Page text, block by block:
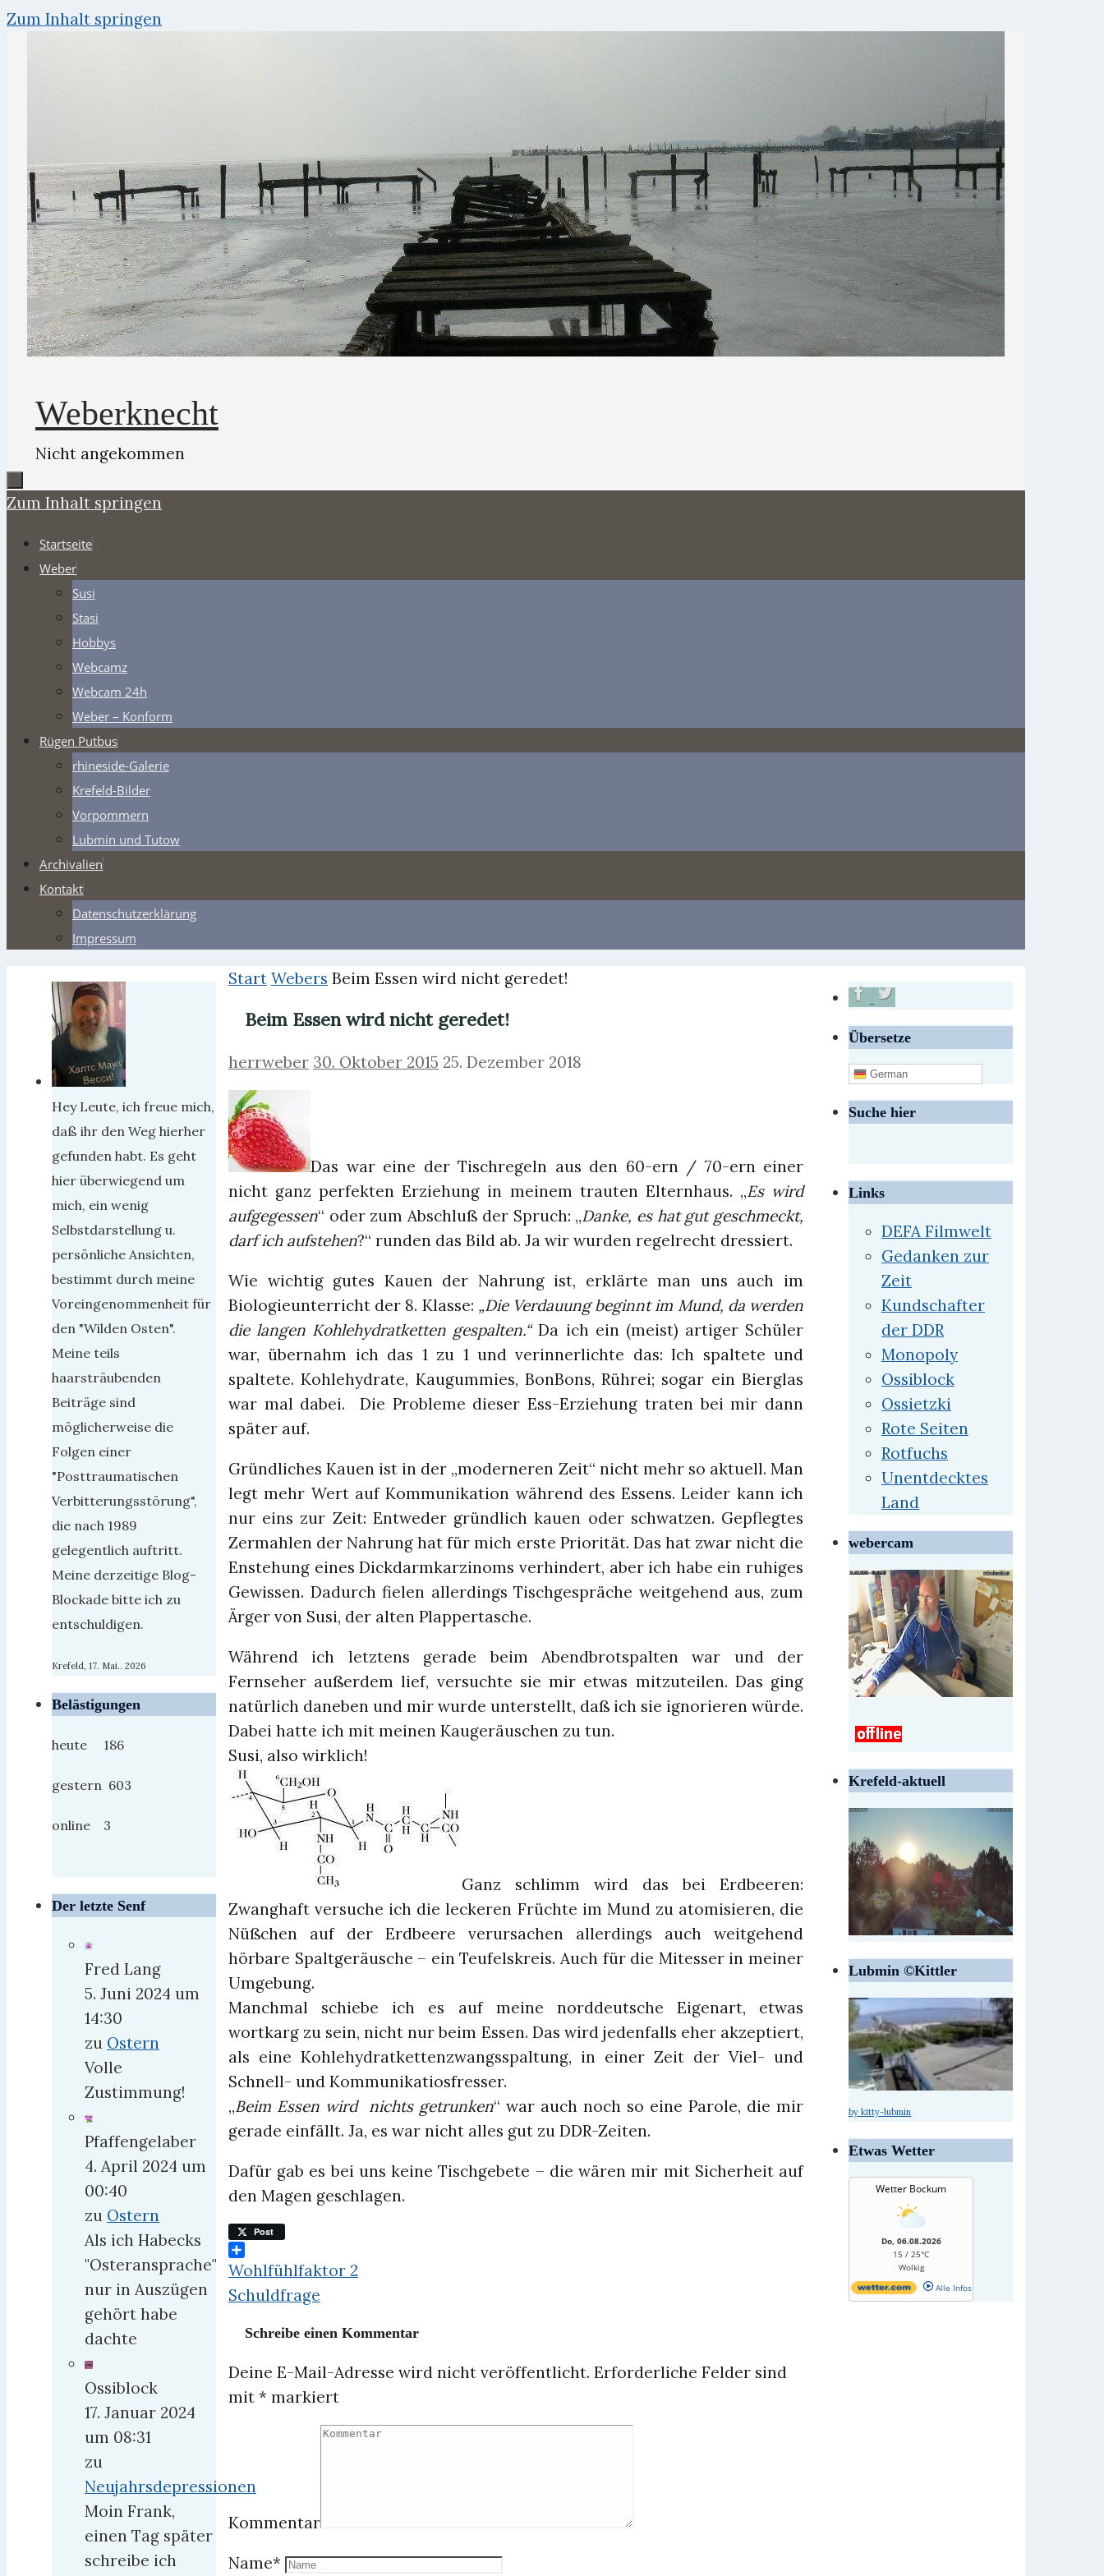
Zum Inhalt springen
Weberknecht
Nicht angekommen
Zum Inhalt springen
Startseite
Weber
Susi
Stasi
Hobbys
Webcamz
Webcam 24h
Weber – Konform
Rügen Putbus
rhineside-Galerie
Krefeld-Bilder
Vorpommern
Lubmin und Tutow
Archivalien
Kontakt
Datenschutzerklärung
Impressum
Start Webers Beim Essen wird nicht geredet!
Beim Essen wird nicht geredet!
herrweber 30. Oktober 2015 25. Dezember 2018
Das war eine der Tischregeln aus den 60-ern / 70-ern einer
nicht ganz perfekten Erziehung in meinem trauten Elternhaus. „Es wird
aufgegessen“ oder zum Abschluß der Spruch: „Danke, es hat gut geschmeckt,
darf ich aufstehen?“ runden das Bild ab. Ja wir wurden regelrecht dressiert.
Wie wichtig gutes Kauen der Nahrung ist, erklärte man uns auch im
Biologieunterricht der 8. Klasse: „Die Verdauung beginnt im Mund, da werden
die langen Kohlehydratketten gespalten.“Da ich ein (meist) artiger Schüler
war, übernahm ich das 1 zu 1 und verinnerlichte das: Ich spaltete und
spaltete. Kohlehydrate, Kaugummies, BonBons, Rührei; sogar ein Bierglas
war mal dabei. Die Probleme dieser Ess-Erziehung traten bei mir dann
später auf.
Gründliches Kauen ist in der „moderneren Zeit“ nicht mehr so aktuell. Man
legt mehr Wert auf Kommunikation während des Essens. Leider kann ich
nur eins zur Zeit: Entweder gründlich kauen oder schwatzen. Gepflegtes
Zermahlen der Nahrung hat für mich erste Priorität. Das hat zwar nicht die
Enstehung eines Dickdarmkarzinoms verhindert, aber ich habe ein ruhiges
Gewissen. Dadurch fielen allerdings Tischgespräche weitgehend aus, zum
Ärger von Susi, der alten Plappertasche.
Während ich letztens gerade beim Abendbrotspalten war und der
Fernseher außerdem lief, versuchte sie mir etwas mitzuteilen. Das ging
natürlich daneben und mir wurde unterstellt, daß ich sie ignorieren würde.
Dabei hatte ich mit meinen Kaugeräuschen zu tun.
Susi, also wirklich!
Ganz schlimm wird das bei Erdbeeren:
Zwanghaft versuche ich die leckeren Früchte im Mund zu atomisieren, die
Nüßchen auf der Erdbeere verursachen allerdings auch weitgehend
hörbare Spaltgeräusche – ein Teufelskreis. Auch für die Mitesser in meiner
Umgebung.
Manchmal schiebe ich es auf meine norddeutsche Eigenart, etwas
wortkarg zu sein, nicht nur beim Essen. Das wird jedenfalls eher akzeptiert,
als eine Kohlehydratkettenzwangsspaltung, in einer Zeit der Viel- und
Schnell- und Kommunikatiosfresser.
„Beim Essen wird nichts getrunken“ war auch noch so eine Parole, die mir
gerade einfällt. Ja, es war nicht alles gut zu DDR-Zeiten.
Dafür gab es bei uns keine Tischgebete – die wären mir mit Sicherheit auf
den Magen geschlagen.
Post
Teilen
Wohlfühlfaktor 2
Schuldfrage
Schreibe einen Kommentar
Deine E-Mail-Adresse wird nicht veröffentlicht. Erforderliche Felder sind
mit * markiert
Kommentar
Name*
Hey Leute, ich freue mich,
daß ihr den Weg hierher
gefunden habt. Es geht
hier überwiegend um
mich, ein wenig
Selbstdarstellung u.
persönliche Ansichten,
bestimmt durch meine
Voreingenommenheit für
den "Wilden Osten".
Meine teils
haarsträubenden
Beiträge sind
möglicherweise die
Folgen einer
"Posttraumatischen
Verbitterungsstörung",
die nach 1989
gelegentlich auftritt.
Meine derzeitige Blog-
Blockade bitte ich zu
entschuldigen.
Krefeld, 17. Mai.. 2026
Belästigungen
heute 186
gestern 603
online 3
Der letzte Senf
Fred Lang
5. Juni 2024 um
14:30
zu Ostern
Volle
Zustimmung!
Pfaffengelaber
4. April 2024 um
00:40
zu Ostern
Als ich Habecks
"Osteransprache"
nur in Auszügen
gehört habe
dachte
Ossiblock
17. Januar 2024
um 08:31
zu
Neujahrsdepressionen
Moin Frank,
einen Tag später
schreibe ich
Übersetze
German
Suche hier
Links
DEFA Filmwelt
Gedanken zur
Zeit
Kundschafter
der DDR
Monopoly
Ossiblock
Ossietzki
Rote Seiten
Rotfuchs
Unentdecktes
Land
webercam
Krefeld-aktuell
Lubmin ©Kittler
by kitty-lubmin
Etwas Wetter
Wetter Bockum
Do, 06.08.2026
15 / 25°C
Wolkig
Alle Infos